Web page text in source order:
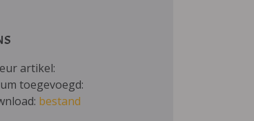
artikel:
toegevoegd:
bestand